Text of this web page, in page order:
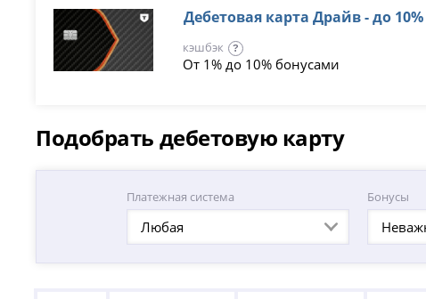
Дебетовая карта Драйв - до
кэшбэк
?
От 1% до 10% бонусами
Подобрать дебетовую карту
Платежная система
Любая
Бонусы